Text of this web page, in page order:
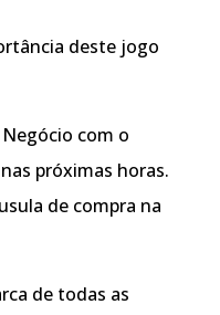
deste jogo
com o
próximas horas.
de compra na
de todas as